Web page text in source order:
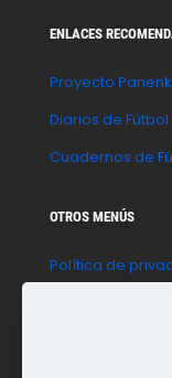
ENLACES
Proyecto
Diarios de Fútbol
Cuadernos de
OTROS MENÚS
Política de